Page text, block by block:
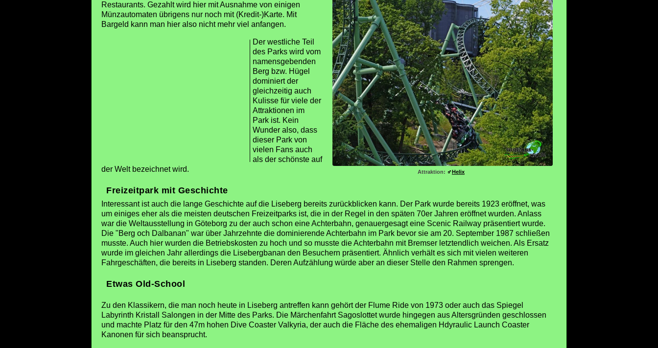
Attraktion: Helix
Restaurants. Gezahlt wird hier mit Ausnahme von einigen
Münzautomaten übrigens nur noch mit (Kredit-)Karte. Mit
Bargeld kann man hier also nicht mehr viel anfangen.
Der westliche Teil
des Parks wird vom
namensgebenden
Berg bzw. Hügel
dominiert der
gleichzeitig auch
Kulisse für viele der
Attraktionen im
Park ist. Kein
Wunder also, dass
dieser Park von
vielen Fans auch
als der schönste auf
der Welt bezeichnet wird.
Freizeitpark mit Geschichte
Interessant ist auch die lange Geschichte auf die Liseberg bereits zurückblicken kann. Der Park wurde bereits 1923 eröffnet, was
um einiges eher als die meisten deutschen Freizeitparks ist, die in der Regel in den späten 70er Jahren eröffnet wurden. Anlass
war die Weltausstellung in Göteborg zu der auch schon eine Achterbahn, genauergesagt eine Scenic Railway präsentiert wurde.
Die "Berg och Dalbanan" war über Jahrzehnte die dominierende Achterbahn im Park bevor sie am 20. September 1987 schließen
musste. Auch hier wurden die Betriebskosten zu hoch und so musste die Achterbahn mit Bremser letztendlich weichen. Als Ersatz
wurde im gleichen Jahr allerdings die Lisebergbanan den Besuchern präsentiert. Ähnlich verhält es sich mit vielen weiteren
Fahrgeschäften, die bereits in Liseberg standen. Deren Aufzählung würde aber an dieser Stelle den Rahmen sprengen.
Etwas Old-School
Zu den Klassikern, die man noch heute in Liseberg antreffen kann gehört der Flume Ride von 1973 oder auch das Spiegel
Labyrinth Kristall Salongen in der Mitte des Parks. Die Märchenfahrt Sagoslottet wurde hingegen aus Altersgründen geschlossen
und machte Platz für den 47m hohen Dive Coaster Valkyria, der auch die Fläche des ehemaligen Hdyraulic Launch Coaster
Kanonen für sich beansprucht.